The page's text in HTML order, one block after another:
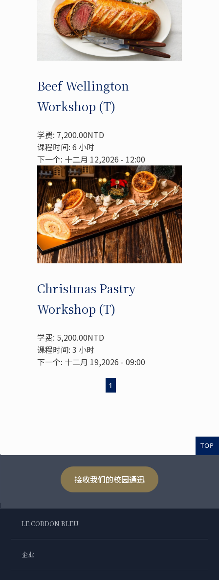
Beef Wellington
Workshop (T)
学费: 7,200.00NTD
课程时间: 6 小时
下一个: 十二月 12,2026 - 12:00
Christmas Pastry
Workshop (T)
学费: 5,200.00NTD
课程时间: 3 小时
下一个: 十二月 19,2026 - 09:00
1
TOP
接收我们的校园通迅
LE CORDON BLEU
企业